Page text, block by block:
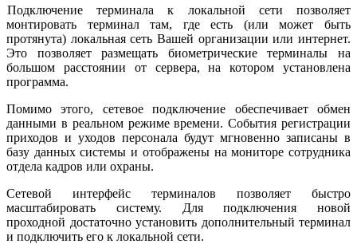
Подключение терминала к локальной сети позволяет
монтировать терминал там, где есть (или может быть
протянута) локальная сеть Вашей организации или интернет.
Это позволяет размещать биометрические терминалы на
большом расстоянии от сервера, на котором установлена
программа.
Помимо этого, сетевое подключение обеспечивает обмен
данными в реальном режиме времени. События регистрации
приходов и уходов персонала будут мгновенно записаны в
базу данных системы и отображены на мониторе сотрудника
отдела кадров или охраны.
Сетевой интерфейс терминалов позволяет быстро
масштабировать систему. Для подключения новой
проходной достаточно установить дополнительный терминал
и подключить его к локальной сети.